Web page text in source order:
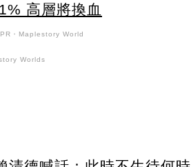
高層將換血
PR・Maplestory World
Worlds